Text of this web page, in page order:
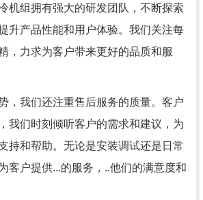
机组拥有强大的研发团队，不断探索
升产品性能和用户体验。我们关注每
，力求为客户带来更好的品质和服
，我们还注重售后服务的质量。客户
我们时刻倾听客户的需求和建议，为
持和帮助。无论是安装调试还是日常
客户提供...的服务，..他们的满意度和